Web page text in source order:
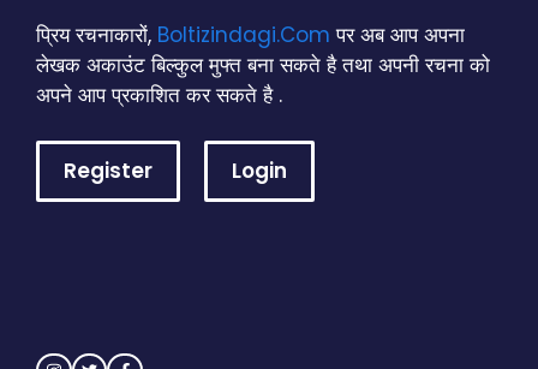
प्रिय रचनाकारों, Boltizindagi.Com पर अब आप अपना
लेखक अकाउंट बिल्कुल मुफ्त बना सकते है तथा अपनी रचना को
अपने आप प्रकाशित कर सकते है .
Register Login